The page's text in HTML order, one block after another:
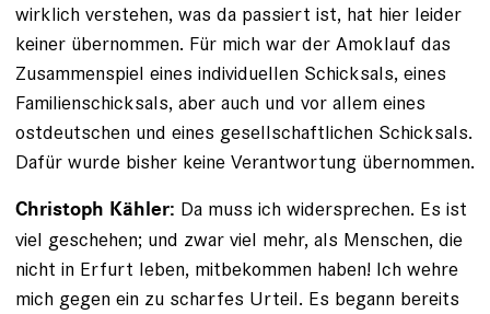
wirklich verstehen, was da passiert ist, hat hier leider
keiner übernommen. Für mich war der Amoklauf das
Zusammenspiel eines individuellen Schicksals, eines
Familienschicksals, aber auch und vor allem eines
ostdeutschen und eines gesellschaftlichen Schicksals.
Dafür wurde bisher keine Verantwortung übernommen.
Christoph Kähler: Da muss ich widersprechen. Es ist
viel geschehen; und zwar viel mehr, als Menschen, die
nicht in Erfurt leben, mitbekommen haben! Ich wehre
mich gegen ein zu scharfes Urteil. Es begann bereits